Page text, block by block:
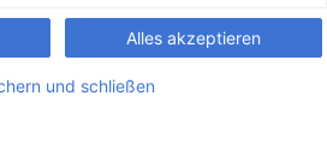
Alles akzeptieren
und schließen